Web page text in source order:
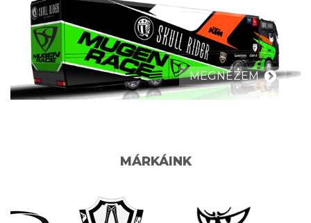
MEGNÉZEM
MÁRKÁINK